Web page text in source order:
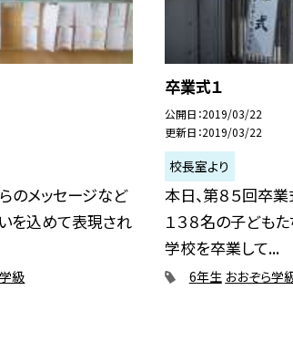
のメッセージなど
を込めて表現され
級
卒業式１
公開日 2019/03/22
更新日 2019/03/22
校長室より
本日、第８５回卒
１３８名の子ども
学校を卒業して...
6年生 おおぞら学